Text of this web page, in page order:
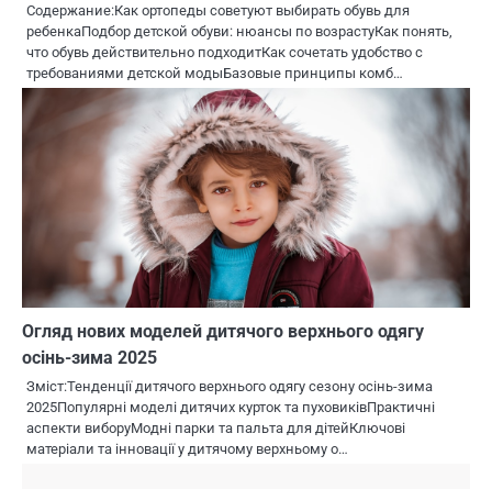
Содержание:Как ортопеды советуют выбирать обувь для
ребенкаПодбор детской обуви: нюансы по возрастуКак понять,
что обувь действительно подходитКак сочетать удобство с
требованиями детской модыБазовые принципы комб…
Огляд нових моделей дитячого верхнього одягу
осінь-зима 2025
Зміст:Тенденції дитячого верхнього одягу сезону осінь-зима
2025Популярні моделі дитячих курток та пуховиківПрактичні
аспекти виборуМодні парки та пальта для дітейКлючові
матеріали та інновації у дитячому верхньому о…